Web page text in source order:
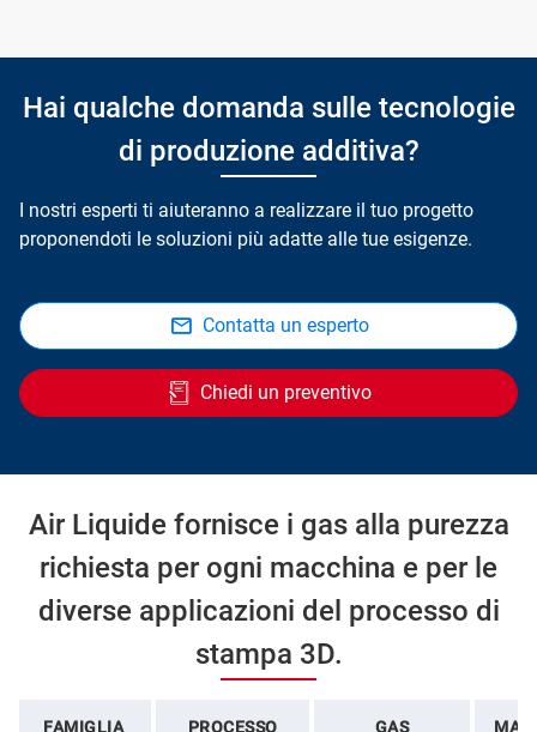
Hai qualche domanda sulle tecnologie
di produzione additiva?
I nostri esperti ti aiuteranno a realizzare il tuo progetto
proponendoti le soluzioni più adatte alle tue esigenze.
Contatta un esperto
Chiedi un preventivo
Air Liquide fornisce i gas alla purezza
richiesta per ogni macchina e per le
diverse applicazioni del processo di
stampa 3D.
FAMIGLIA PROCESSO GAS